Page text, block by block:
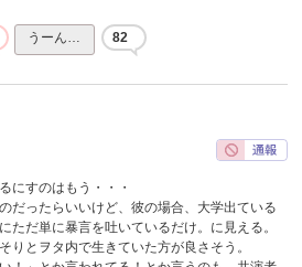
うーん… 82
にすのはもう・・・
だったらいいけど、彼の場合、大学出ている
ただ単に暴言を吐いているだけ。に見える。
りとヲタ内で生きていた方が良さそう。